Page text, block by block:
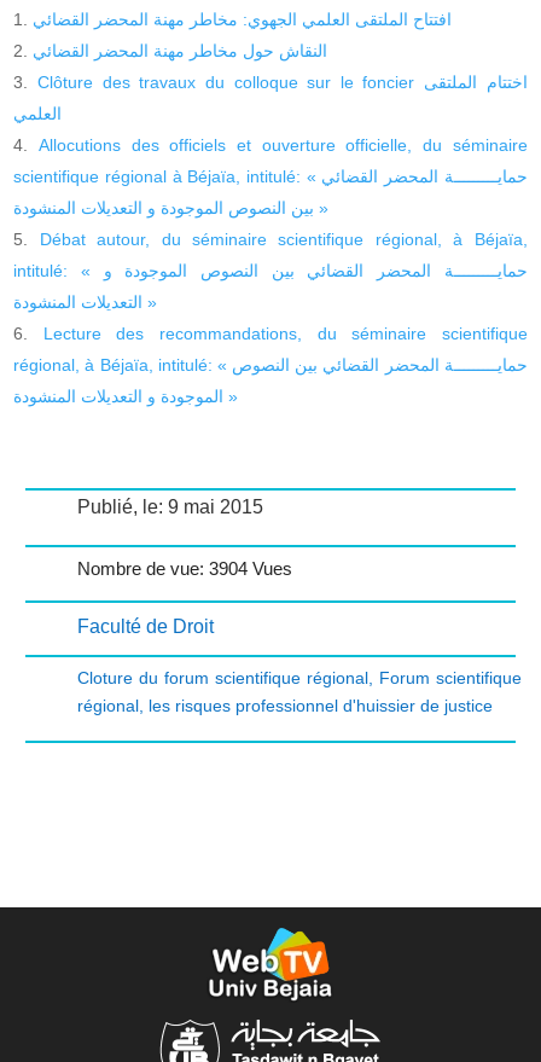
افتتاح الملتقى العلمي الجهوي: مخاطر مهنة المحضر القضائي
النقاش حول مخاطر مهنة المحضر القضائي
Clôture des travaux du colloque sur le foncier اختتام الملتقى
العلمي
Allocutions des officiels et ouverture officielle, du séminaire
scientifique régional à Béjaïa, intitulé: « حمايـــــــــة المحضر القضائي
بين النصوص الموجودة و التعديلات المنشودة »
Débat autour, du séminaire scientifique régional, à Béjaïa,
intitulé: « حمايـــــــــة المحضر القضائي بين النصوص الموجودة و
التعديلات المنشودة »
Lecture des recommandations, du séminaire scientifique
régional, à Béjaïa, intitulé: « حمايـــــــــة المحضر القضائي بين النصوص
الموجودة و التعديلات المنشودة »
Publié, le: 9 mai 2015
Nombre de vue: 3904 Vues
Faculté de Droit
Cloture du forum scientifique régional, Forum scientifique
régional, les risques professionnel d'huissier de justice